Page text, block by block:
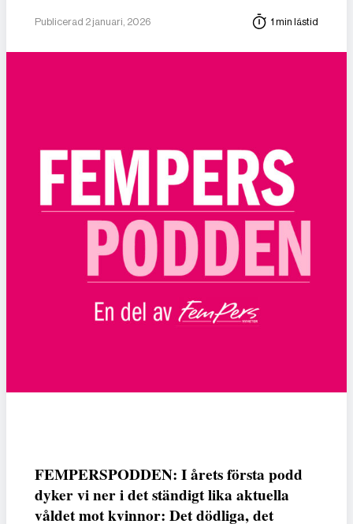
Publicerad 2 januari, 2026 1 min lästid
FEMPERSPODDEN: I årets första podd
dyker vi ner i det ständigt lika aktuella
våldet mot kvinnor: Det dödliga, det